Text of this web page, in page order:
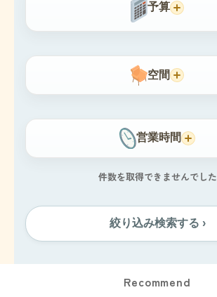
予算
空間
営業時間
件数を取得できませんでした
絞り込み検索する ›
Recommend